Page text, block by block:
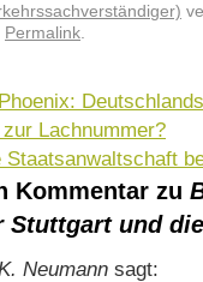
Permalink
Phoenix:
Lachnummer?
Staatsanwaltschaft
Kommentar zu
Stuttgart und
Neumann sagt: